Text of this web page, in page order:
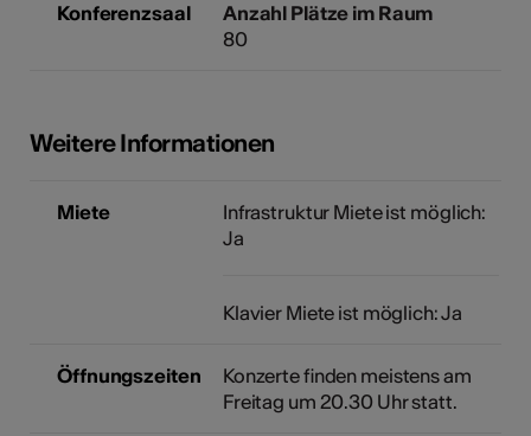
Konferenzsaal
Anzahl Plätze im Raum
80
Weitere Informationen
Miete
Infrastruktur Miete ist möglich:
Ja
Klavier Miete ist möglich: Ja
Öffnungszeiten
Konzerte finden meistens am
Freitag um 20.30 Uhr statt.